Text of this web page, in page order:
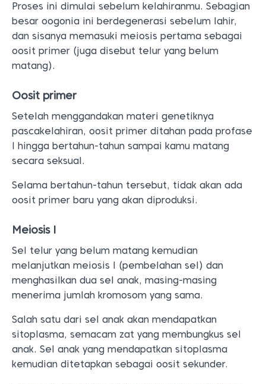
Proses ini dimulai sebelum kelahiranmu. Sebagian
besar oogonia ini berdegenerasi sebelum lahir,
dan sisanya memasuki meiosis pertama sebagai
oosit primer (juga disebut telur yang belum
matang).
Oosit primer
Setelah menggandakan materi genetiknya
pascakelahiran, oosit primer ditahan pada profase
I hingga bertahun-tahun sampai kamu matang
secara seksual.
Selama bertahun-tahun tersebut, tidak akan ada
oosit primer baru yang akan diproduksi.
Meiosis I
Sel telur yang belum matang kemudian
melanjutkan meiosis I (pembelahan sel) dan
menghasilkan dua sel anak, masing-masing
menerima jumlah kromosom yang sama.
Salah satu dari sel anak akan mendapatkan
sitoplasma, semacam zat yang membungkus sel
anak. Sel anak yang mendapatkan sitoplasma
kemudian ditetapkan sebagai oosit sekunder.